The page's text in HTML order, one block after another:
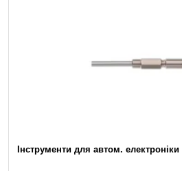
Інструменти для автом. електроніки